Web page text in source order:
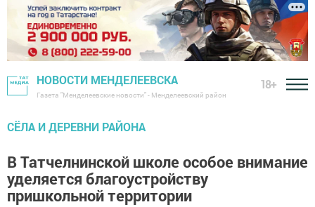
НОВОСТИ МЕНДЕЛЕЕВСКА
Газета "Менделеевские новости" - Менделеевский район
18+
СЁЛА И ДЕРЕВНИ РАЙОНА
В Татчелнинской школе особое внимание
уделяется благоустройству
пришкольной территории